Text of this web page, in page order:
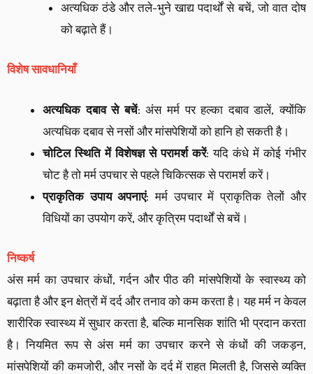
अत्यधिक ठंडे और तले-भुने खाद्य पदार्थों से बचें, जो वात दोष
को बढ़ाते हैं।
विशेष सावधानियाँ
अत्यधिक दबाव से बचें: अंस मर्म पर हल्का दबाव डालें, क्योंकि
अत्यधिक दबाव से नसों और मांसपेशियों को हानि हो सकती है।
चोटिल स्थिति में विशेषज्ञ से परामर्श करें: यदि कंधे में कोई गंभीर
चोट है तो मर्म उपचार से पहले चिकित्सक से परामर्श करें।
प्राकृतिक उपाय अपनाएं: मर्म उपचार में प्राकृतिक तेलों और
विधियों का उपयोग करें, और कृत्रिम पदार्थों से बचें।
निष्कर्ष
अंस मर्म का उपचार कंधों, गर्दन और पीठ की मांसपेशियों के स्वास्थ्य को
बढ़ाता है और इन क्षेत्रों में दर्द और तनाव को कम करता है। यह मर्म न केवल
शारीरिक स्वास्थ्य में सुधार करता है, बल्कि मानसिक शांति भी प्रदान करता
है। नियमित रूप से अंस मर्म का उपचार करने से कंधों की जकड़न,
मांसपेशियों की कमजोरी, और नसों के दर्द में राहत मिलती है, जिससे व्यक्ति